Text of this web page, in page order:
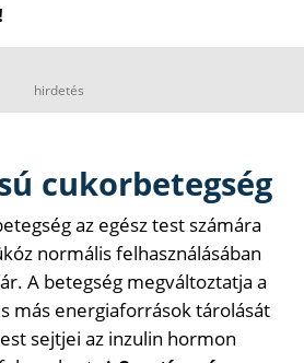
hirdetés
cukorbetegség
az egész test számára
normális felhasználásában
A betegség megváltoztatja a
más energiaforrások tárolását
sejtjei az inzulin hormon